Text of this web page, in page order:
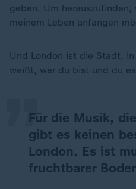
geben. Um
meinem Leben anfangen
Und London ist die Stadt,
weißt, wer du bist und du
Für die Musik,
gibt es keinen
London. Es ist
fruchtbarer
„